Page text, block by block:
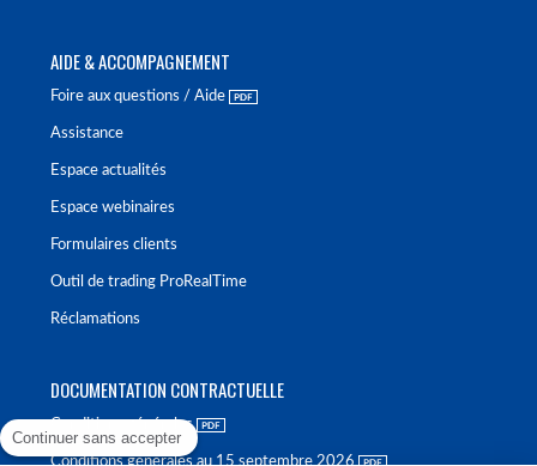
AIDE & ACCOMPAGNEMENT
Foire aux questions / Aide
Assistance
Espace actualités
Espace webinaires
Formulaires clients
Outil de trading ProRealTime
Réclamations
DOCUMENTATION CONTRACTUELLE
Conditions générales
Conditions générales au 15 septembre 2026
Continuer sans accepter